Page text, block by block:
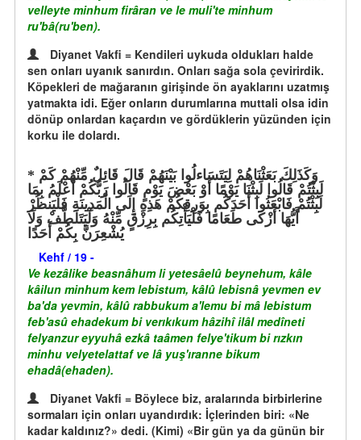
velleyte minhum firâran ve le muli'te minhum
ru'bâ(ru'ben).
Diyanet Vakfi = Kendileri uykuda oldukları halde
sen onları uyanık sanırdın. Onları sağa sola çevirirdik.
Köpekleri de mağaranın girişinde ön ayaklarını uzatmış
yatmakta idi. Eğer onların durumlarına muttali olsa idin
dönüp onlardan kaçardın ve gördüklerin yüzünden için
korku ile dolardı.
لَبِثْتُمْ قَالُوا لَبِثْنَا يَوْمًا أَوْ بَعْضَ يَوْمٍ قَالُوا رَبُّكُمْ أَعْلَمُ بِمَا
لَبِثْتُمْ فَابْعَثُوا أَحَدَكُم بِوَرِقِكُمْ هَذِهِ إِلَى الْمَدِينَةِ فَلْيَنظُرْ
أَيُّهَا أَزْكَى طَعَامًا فَلْيَأْتِكُم بِرِزْقٍ مِّنْهُ وَلْيَتَلَطَّفْ وَلَا
يُشْعِرَنَّ بِكُمْ أَحَدًا
Kehf / 19 -
Ve kezâlike beasnâhum li yetesâelû beynehum, kâle
kâilun minhum kem lebistum, kâlû lebisnâ yevmen ev
ba'da yevmin, kâlû rabbukum a'lemu bi mâ lebistum
feb'asû ehadekum bi verıkıkum hâzihî ilâl medîneti
felyanzur eyyuhâ ezkâ taâmen felye'tikum bi rızkın
minhu velyetelattaf ve lâ yuş'ıranne bikum
ehadâ(ehaden).
Diyanet Vakfi = Böylece biz, aralarında birbirlerine
sormaları için onları uyandırdık: İçlerinden biri: «Ne
kadar kaldınız?» dedi. (Kimi) «Bir gün ya da günün bir